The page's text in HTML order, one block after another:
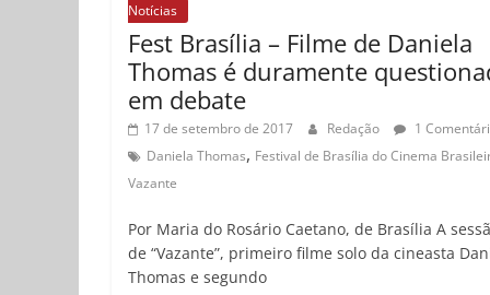
Notícias
Fest Brasília – Filme de Daniela
Thomas é duramente
em debate
17 de setembro de 2017 Redação
1
Daniela Thomas, Festival de Brasília do Cinema
Vazante
Por Maria do Rosário Caetano, de Brasília A
de “Vazante”, primeiro filme solo da cineasta
Thomas e segundo